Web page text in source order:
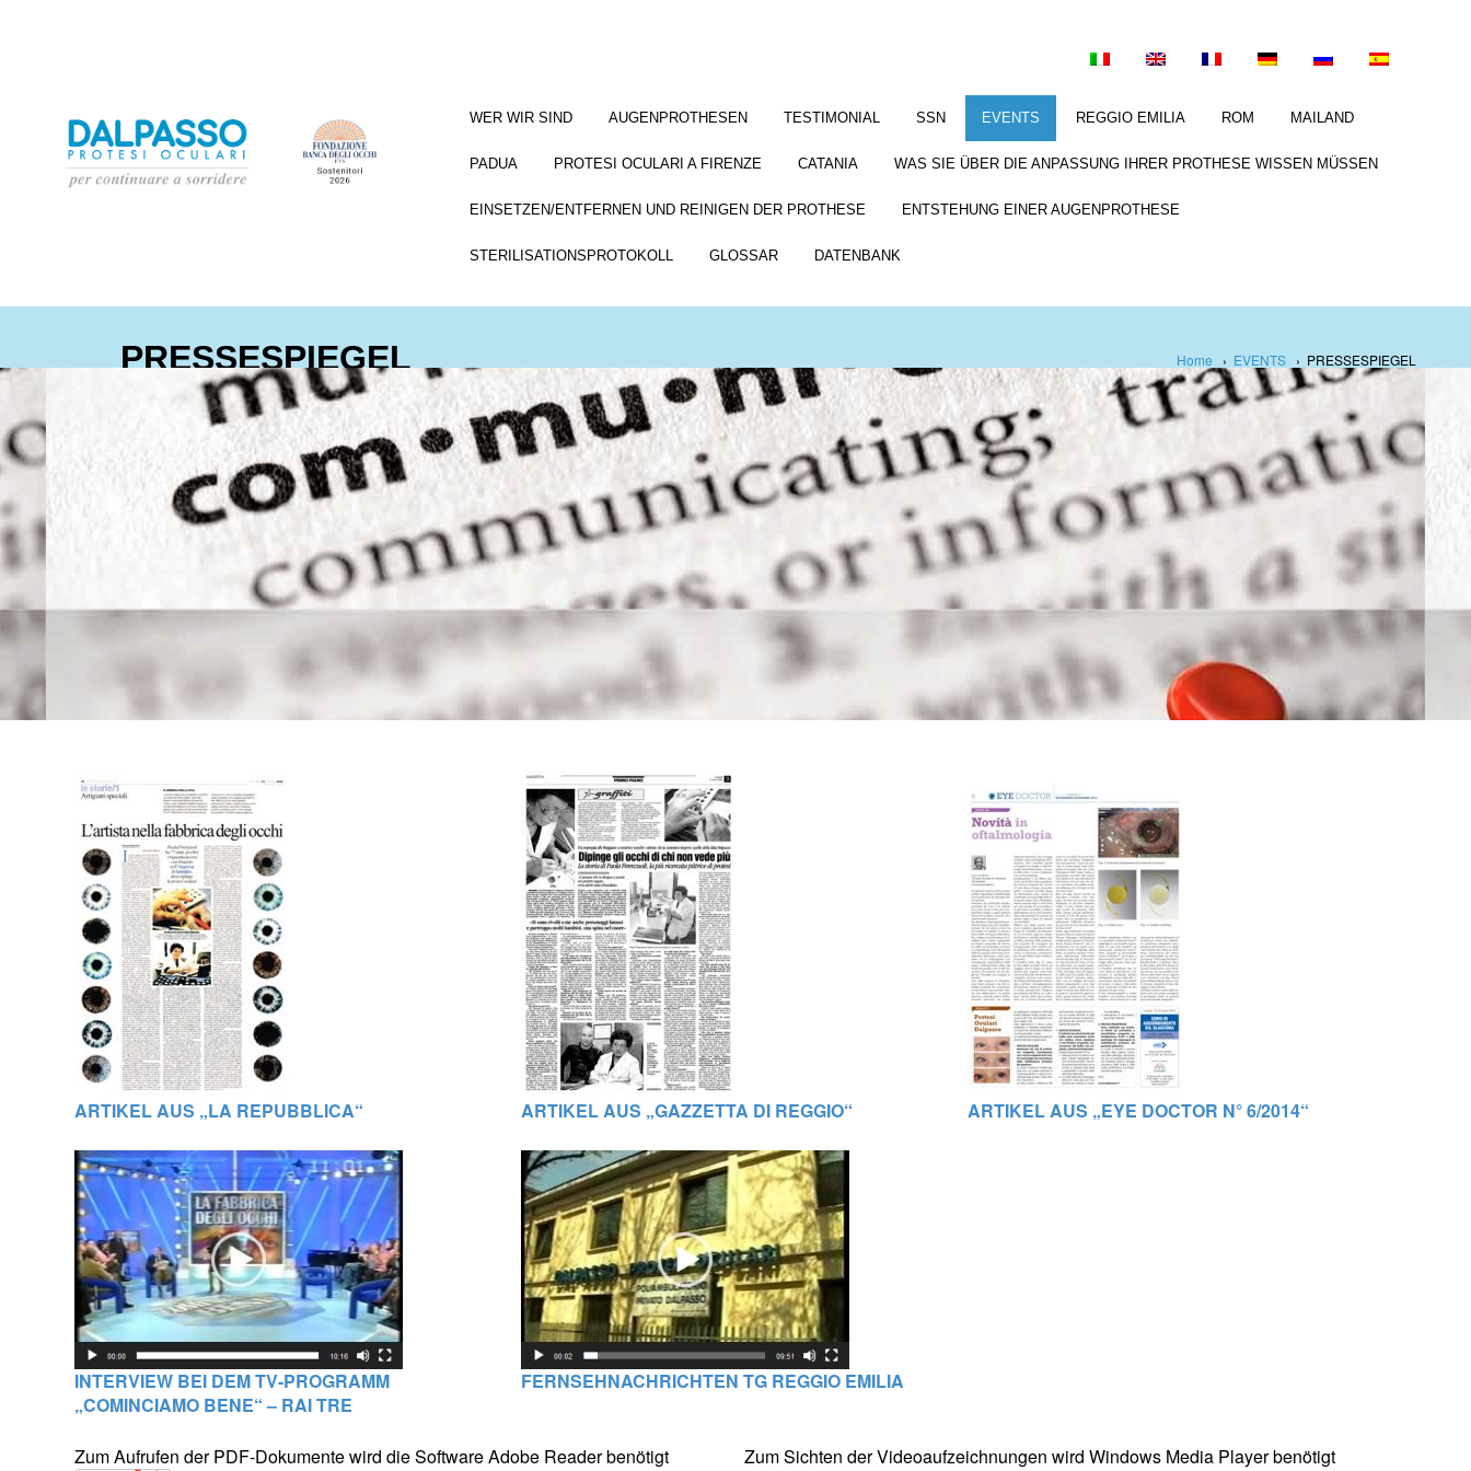
WER WIR SIND AUGENPROTHESEN TESTIMONIAL SSN EVENTS REGGIO EMILIA ROM MAILAND
PADUA PROTESI OCULARI A FIRENZE CATANIA WAS SIE ÜBER DIE ANPASSUNG IHRER PROTHESE WISSEN MÜSSEN
EINSETZEN/ENTFERNEN UND REINIGEN DER PROTHESE ENTSTEHUNG EINER AUGENPROTHESE
STERILISATIONSPROTOKOLL GLOSSAR DATENBANK
PRESSESPIEGEL Home › EVENTS› PRESSESPIEGEL
ARTIKEL AUS „LA REPUBBLICA“ ARTIKEL AUS „GAZZETTA DI REGGIO“ ARTIKEL AUS „EYE DOCTOR N° 6/2014“
INTERVIEW BEI DEM TV-PROGRAMM
„COMINCIAMO BENE“ – RAI TRE
FERNSEHNACHRICHTEN TG REGGIO EMILIA
Zum Aufrufen der PDF-Dokumente wird die Software Adobe Reader benötigt Zum Sichten der Videoaufzeichnungen wird Windows Media Player benötigt